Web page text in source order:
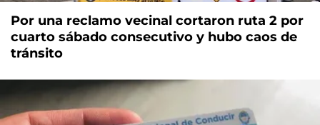
Por una reclamo vecinal cortaron ruta 2 por
cuarto sábado consecutivo y hubo caos de
tránsito